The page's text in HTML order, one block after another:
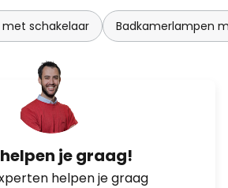
schakelaar Badkamerlampen
je graag!
helpen je graag